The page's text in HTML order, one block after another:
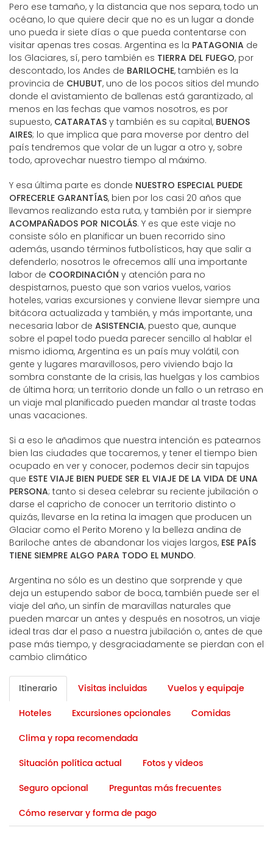
Pero ese tamaño, y la distancia que nos separa, todo un
océano, lo que quiere decir que no es un lugar a donde
uno pueda ir siete días o que pueda contentarse con
visitar apenas tres cosas. Argentina es la PATAGONIA de
los Glaciares, sí, pero también es TIERRA DEL FUEGO, por
descontado, los Andes de BARILOCHE, también es la
provincia de CHUBUT, uno de los pocos sitios del mundo
donde el avistamiento de ballenas está garantizado, al
menos en las fechas que vamos nosotros, es por
supuesto, CATARATAS y también es su capital, BUENOS
AIRES; lo que implica que para moverse por dentro del
país tendremos que volar de un lugar a otro y, sobre
todo, aprovechar nuestro tiempo al máximo.
Y esa última parte es donde NUESTRO ESPECIAL PUEDE
OFRECERLE GARANTÍAS, bien por los casi 20 años que
llevamos realizando esta ruta, y también por ir siempre
ACOMPAÑADOS POR NICOLÁS. Y es que este viaje no
consiste sólo en planificar un buen recorrido sino
además, usando términos futbolísticos, hay que salir a
defenderlo; nosotros le ofrecemos allí una importante
labor de COORDINACIÓN y atención para no
despistarnos, puesto que son varios vuelos, varios
hoteles, varias excursiones y conviene llevar siempre una
bitácora actualizada y también, y más importante, una
necesaria labor de ASISTENCIA, puesto que, aunque
sobre el papel todo pueda parecer sencillo al hablar el
mismo idioma, Argentina es un país muy volátil, con
gente y lugares maravillosos, pero viviendo bajo la
sombra constante de la crisis, las huelgas y los cambios
de última hora; un territorio donde un fallo o un retraso en
un viaje mal planificado pueden mandar al traste todas
unas vacaciones.
Si a eso le añadimos que nuestra intención es patearnos
bien las ciudades que tocaremos, y tener el tiempo bien
ocupado en ver y conocer, podemos decir sin tapujos
que ESTE VIAJE BIEN PUEDE SER EL VIAJE DE LA VIDA DE UNA
PERSONA; tanto si desea celebrar su reciente jubilación o
darse el capricho de conocer un territorio distinto o
quizás, llevarse en la retina la imagen que producen un
Glaciar como el Perito Moreno y la belleza andina de
Bariloche antes de abandonar los viajes largos, ESE PAÍS
TIENE SIEMPRE ALGO PARA TODO EL MUNDO.
Argentina no sólo es un destino que sorprende y que
deja un estupendo sabor de boca, también puede ser el
viaje del año, un sinfín de maravillas naturales que
pueden marcar un antes y después en nosotros, un viaje
ideal tras dar el paso a nuestra jubilación o, antes de que
pase más tiempo, y desgraciadamente se pierdan con el
cambio climático
Itinerario Visitas incluidas
Vuelos y equipaje
Hoteles
Excursiones opcionales
Comidas
Clima y ropa recomendada
Situación política actual
Fotos y videos
Seguro opcional
Preguntas más frecuentes
Cómo reservar y forma de pago